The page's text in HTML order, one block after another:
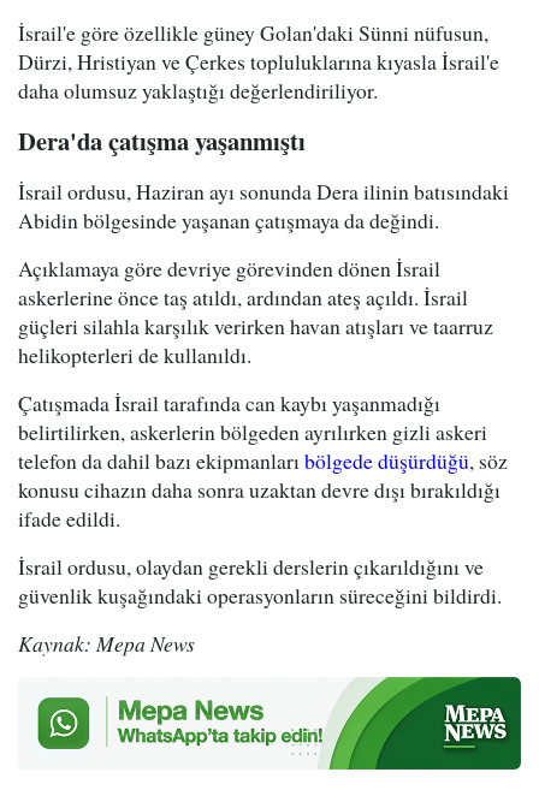
İsrail'e göre özellikle güney Golan'daki Sünni nüfusun,
Dürzi, Hristiyan ve Çerkes topluluklarına kıyasla İsrail'e
daha olumsuz yaklaştığı değerlendiriliyor.
Dera'da çatışma yaşanmıştı
İsrail ordusu, Haziran ayı sonunda Dera ilinin batısındaki
Abidin bölgesinde yaşanan çatışmaya da değindi.
Açıklamaya göre devriye görevinden dönen İsrail
askerlerine önce taş atıldı, ardından ateş açıldı. İsrail
güçleri silahla karşılık verirken havan atışları ve taarruz
helikopterleri de kullanıldı.
Çatışmada İsrail tarafında can kaybı yaşanmadığı
belirtilirken, askerlerin bölgeden ayrılırken gizli askeri
telefon da dahil bazı ekipmanlarıbölgede düşürdüğü, söz
konusu cihazın daha sonra uzaktan devre dışı bırakıldığı
ifade edildi.
İsrail ordusu, olaydan gerekli derslerin çıkarıldığını ve
güvenlik kuşağındaki operasyonların süreceğini bildirdi.
Kaynak: Mepa News